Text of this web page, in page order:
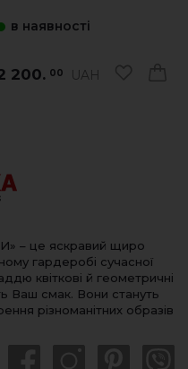
в наявності
200. 00 UAH
– це яскравий щиро
гардеробі сучасної
квіткові й геометричні
Ваш смак. Вони стануть
різноманітних образів